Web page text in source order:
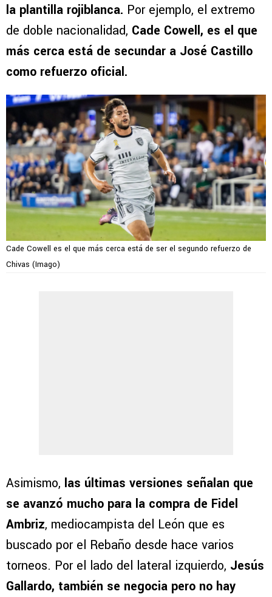
la plantilla rojiblanca. Por ejemplo, el extremo
de doble nacionalidad, Cade Cowell, es el que
más cerca está de secundar a José Castillo
como refuerzo oficial.
Cade Cowell es el que más cerca está de ser el segundo refuerzo de
Chivas (Imago)
Asimismo, las últimas versiones señalan que
se avanzó mucho para la compra de Fidel
Ambriz, mediocampista del León que es
buscado por el Rebaño desde hace varios
torneos. Por el lado del lateral izquierdo, Jesús
Gallardo, también se negocia pero no hay